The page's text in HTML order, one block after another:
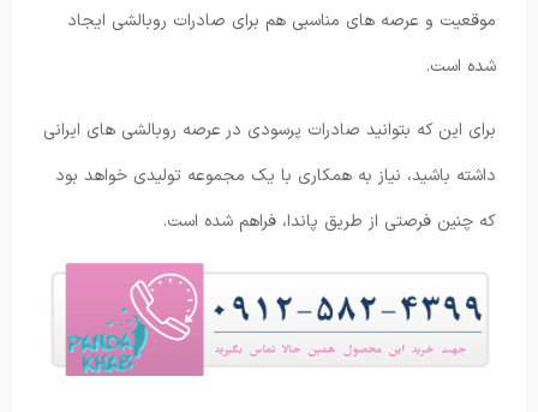
موقعیت و عرصه های مناسبی هم برای صادرات روبالشی ایجاد
شده است.
برای این که بتوانید صادرات پرسودی در عرصه روبالشی های ایرانی
داشته باشید، نیاز به همکاری با یک مجموعه تولیدی خواهد بود
که چنین فرصتی از طریق پاندا، فراهم شده است.